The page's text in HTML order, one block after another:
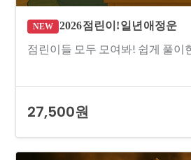
NEW 2026 점린이! 일년 애정운
점린이들 모두 모여봐! 쉽게 풀이
27,500원